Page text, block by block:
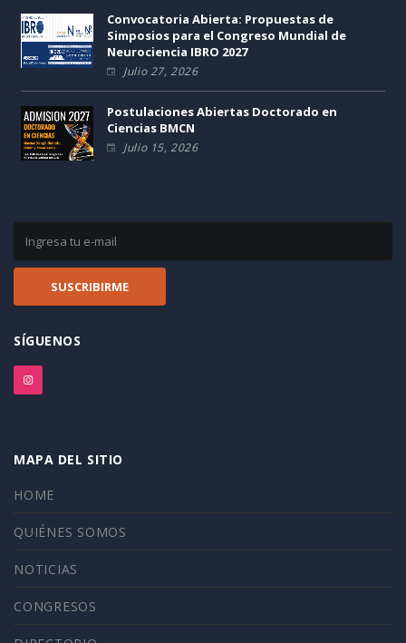
Convocatoria Abierta: Propuestas de
Simposios para el Congreso Mundial de
Neurociencia IBRO 2027
Julio 27, 2026
Postulaciones Abiertas Doctorado en
Ciencias BMCN
Julio 15, 2026
SÍGUENOS
MAPA DEL SITIO
HOME
QUIÉNES SOMOS
NOTICIAS
CONGRESOS